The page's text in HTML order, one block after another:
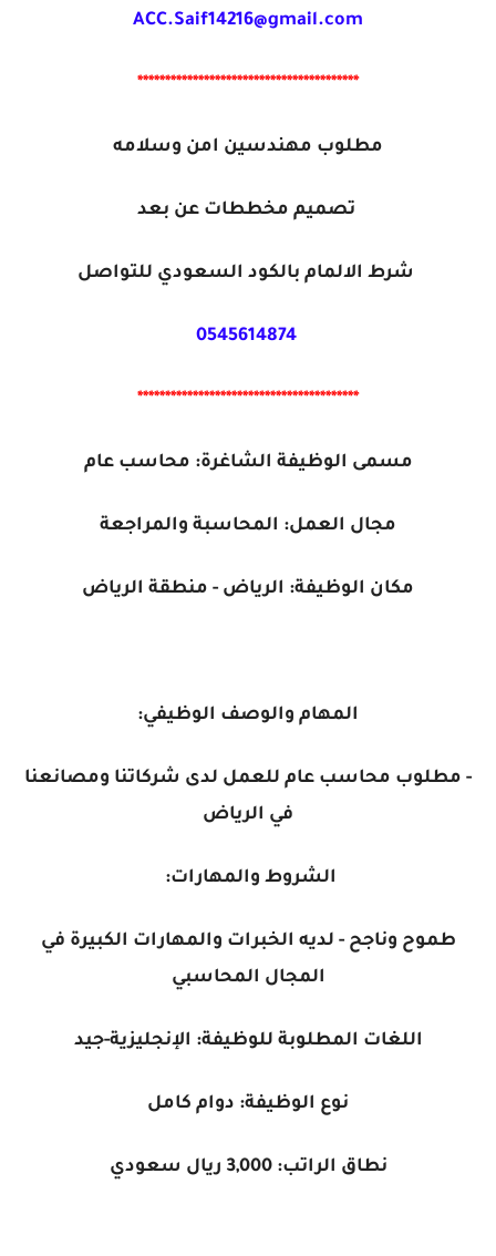
ACC.Saif14216@gmail.com
****************************************
مطلوب مهندسين امن وسلامه
تصميم مخططات عن بعد
شرط الالمام بالكود السعودي للتواصل
0545614874
****************************************
مسمى الوظيفة الشاغرة: محاسب عام
مجال العمل: المحاسبة والمراجعة
مكان الوظيفة: الرياض - منطقة الرياض
المهام والوصف الوظيفي:
- مطلوب محاسب عام للعمل لدى شركاتنا ومصانعنا
في الرياض
الشروط والمهارات:
طموح وناجح - لديه الخبرات والمهارات الكبيرة في
المجال المحاسبي
اللغات المطلوبة للوظيفة: الإنجليزية-جيد
نوع الوظيفة: دوام كامل
نطاق الراتب: 3,000 ريال سعودي